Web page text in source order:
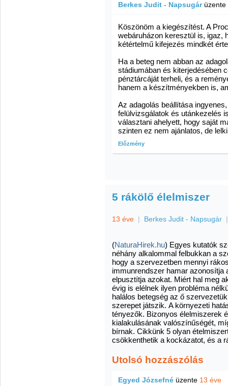
Berkes Judit - Napsugárüzente
Köszönöm a kiegészítést. A
webáruházon keresztül is, igaz,
kétértelmű kifejezés mindkét
Ha a beteg nem abban az
stádiumában és kiterjedésében
pénztárcáját terheli, és a
hanem a készítményekben is,
Az adagolás beállítása
felülvizsgálatok és utánkezelés
választani ahelyett, hogy saját
szinten ez nem ajánlatos, de
Előzmény
5 rákölő élelmiszer
13 éve | Berkes Judit - Napsugár
(NaturaHirek.hu) Egyes kutatók
néhány alkalommal felbukkan a
hogy a szervezetben mennyi
immunrendszer hamar azonosítja
elpusztítja azokat. Miért hal meg
évig is elélnek ilyen probléma
halálos betegség az ő
szerepet játszik. A környezeti
tényezők. Bizonyos élelmiszerek
kialakulásának valószínűségét,
bírnak. Cikkünk 5 olyan
csökkenthetik a kockázatot, és a
Utolsó hozzászólás
Egyed Józsefné üzente 13 éve